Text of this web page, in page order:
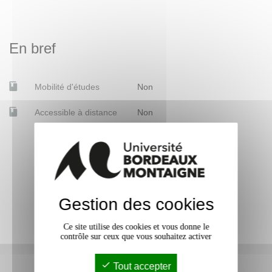
En bref
Mobilité d'études Non
Accessible à distance Non
Gestion des cookies
Ce site utilise des cookies et vous donne le
contrôle sur ceux que vous souhaitez activer
Tout accepter